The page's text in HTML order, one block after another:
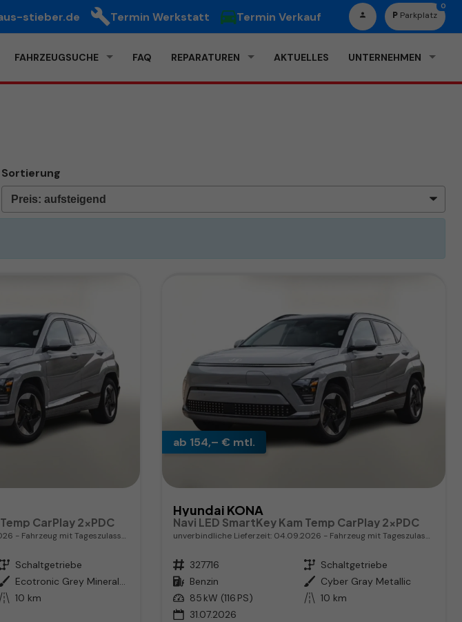
stieber.de Termin Werkstatt Termin Verkauf Parkplatz
0
FAHRZEUGSUCHE FAQ REPARATUREN AKTUELLES UNTERNEHMEN
Sortierung
CarPlay 2xPDC
Fahrzeug mit Tageszulassung
Getriebe Schaltgetriebe
Außenfarbe
Ecotronic Grey Mineraleffekt
Kilometerstand 10 km
ab 154,– € mtl.
Hyundai KONA
Navi LED SmartKey Kam Temp CarPlay 2xPDC
unverbindliche Lieferzeit: 04.09.2026 Fahrzeug mit Tageszulassung
Fahrzeugnr. 327716 Getriebe Schaltgetriebe
Kraftstoff Benzin Außenfarbe Cyber Gray Metallic
Leistung 85 kW (116 PS) Kilometerstand 10 km
31.07.2026